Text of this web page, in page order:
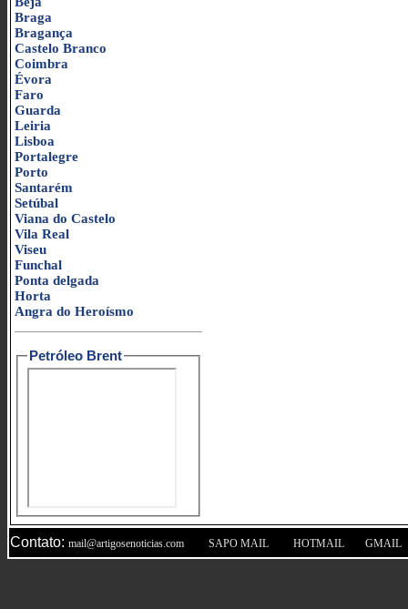
Braga
Bragança
Castelo Branco
Coimbra
Évora
Faro
Guarda
Leiria
Lisboa
Portalegre
Porto
Santarém
Setúbal
Viana do Castelo
Vila Real
Viseu
Funchal
Ponta delgada
Horta
Angra do Heroísmo
Petróleo Brent
Contato: mail@artigosenoticias.com SAPO MAIL HOTMAIL GMAIL